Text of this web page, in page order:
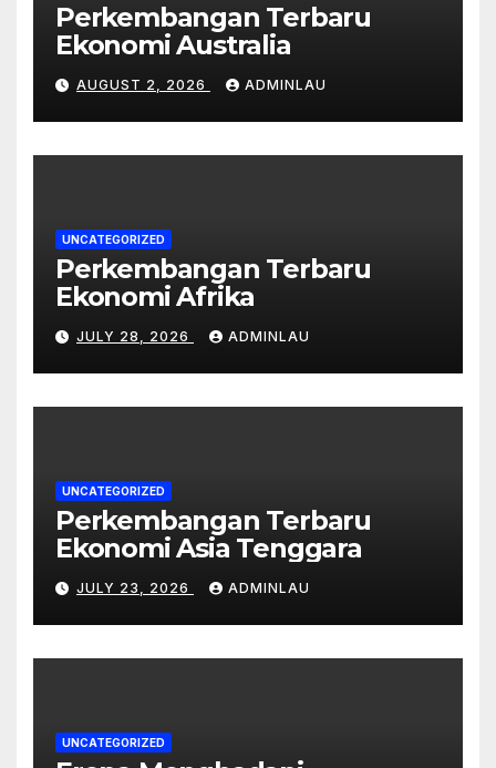
Perkembangan Terbaru
Ekonomi Australia
AUGUST 2, 2026 ADMINLAU
UNCATEGORIZED
Perkembangan Terbaru
Ekonomi Afrika
JULY 28, 2026 ADMINLAU
UNCATEGORIZED
Perkembangan Terbaru
Ekonomi Asia Tenggara
JULY 23, 2026 ADMINLAU
UNCATEGORIZED